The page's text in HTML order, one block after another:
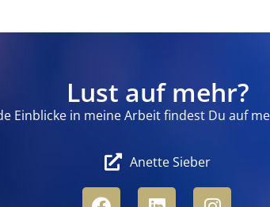
Lust auf mehr?
Einblicke in meine Arbeit findest Du auf
Anette Sieber